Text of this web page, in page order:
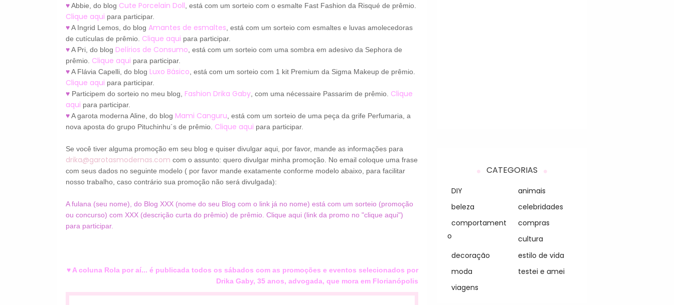
♥Abbie, do blog Cute Porcelain Doll , está com um sorteio com o esmalte Fast Fashion da Risqué de prêmio.
Clique aqui para participar.
♥A Ingrid Lemos, do blog Amantes de esmaltes , está com um sorteio com esmaltes e luvas amolecedoras
de cutículas de prêmio. Clique aqui para participar.
♥A Pri, do blogDelírios de Consumo , está com um sorteio com uma sombra em adesivo da Sephora de
prêmio. Clique aqui para participar.
♥A Flávia Capelli, do blogLuxo Básico , está com um sorteio com 1 kit Premium da Sigma Makeup de prêmio.
Clique aqui para participar.
♥ Participem do sorteio no meu blog,Fashion Drika Gaby , com uma nécessaire Passarim de prêmio. Clique
aqui para participar.
♥A garota moderna Aline, do blogMami Canguru , está com um sorteio de uma peça da grife Perfumaria, a
nova aposta do grupo Pituchinhu´s de prêmio. Clique aqui para participar.
Se você tiver alguma promoção em seu blog e quiser divulgar aqui, por favor, mande as informações para
drika@garotasmodernas.com com o assunto: quero divulgar minha promoção. No email coloque uma frase
com seus dados no seguinte modelo ( por favor mande exatamente conforme modelo abaixo, para facilitar
nosso trabalho, caso contrário sua promoção não será divulgada):
A fulana (seu nome), do Blog XXX (nome do seu Blog com o link já no nome) está com um sorteio (promoção
ou concurso) com XXX (descrição curta do prêmio) de prêmio. Clique aqui (link da promo no "clique aqui")
para participar.
♥ A coluna Rola por aí... é publicada todos os sábados com as promoções e eventos selecionados por
Drika Gaby, 35 anos, advogada, que mora em Florianópolis
CATEGORIAS
DIY
animais
beleza
celebridades
comportament
o
compras
cultura
decoração
estilo de vida
moda
testei e amei
viagens